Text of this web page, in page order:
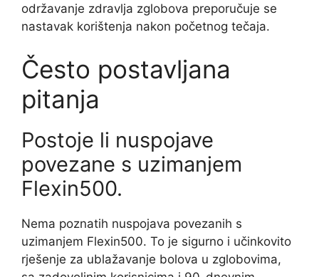
održavanje zdravlja zglobova preporučuje se
nastavak korištenja nakon početnog tečaja.
Često postavljana
pitanja
Postoje li nuspojave
povezane s uzimanjem
Flexin500.
Nema poznatih nuspojava povezanih s
uzimanjem Flexin500. To je sigurno i učinkovito
rješenje za ublažavanje bolova u zglobovima,